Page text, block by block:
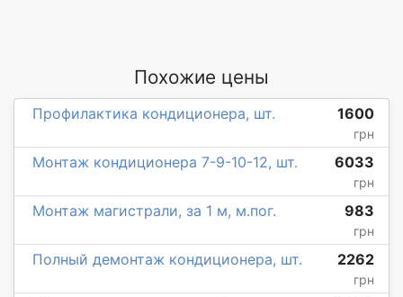
Похожие цены
Профилактика кондиционера, шт. 1600
грн
Монтаж кондиционера 7-9-10-12, шт. 6033
грн
Монтаж магистрали, за 1 м, м.пог. 983
грн
Полный демонтаж кондиционера, шт. 2262
грн